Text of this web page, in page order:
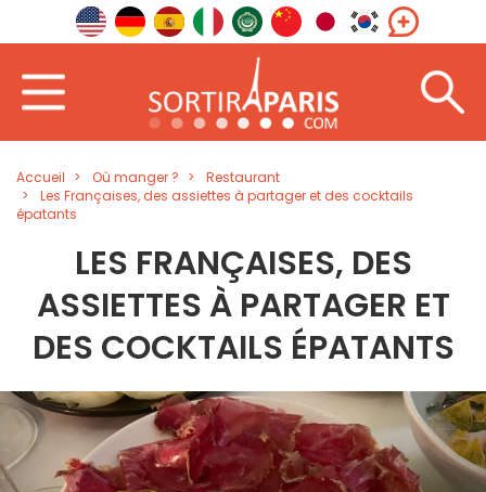
Accueil Où manger ?
Restaurant
Les Françaises, des assiettes à partager et des cocktails
épatants
LES FRANÇAISES, DES
ASSIETTES À PARTAGER ET
DES COCKTAILS ÉPATANTS